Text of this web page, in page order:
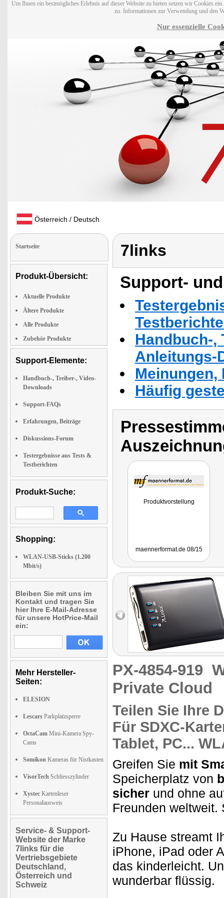
Um Ihnen ein bestmögliches Erlebnis auf dieser Website zu bieten setzen wir Cookies
zu. Informationen zur Verwendung und den
Nur essenzielle
Österreich / Deutsch
Startseite
Produkt-Übersicht:
Aktuelle Produkte
Ältere Produkte
Alle Produkte
Zubehör Produkte
Support-Elemente:
Handbuch-, Treiber-, Video-
Downloads
Support-FAQs
Erfahrungen, Beiträge
Diskussions-Forum
Testergebnisse aus Tests &
Testberichten
Produkt-Suche:
Shopping:
WLAN-USB-Sticks (1.200
Mbit/s)
Bleiben Sie mit uns im
Kontakt und tragen Sie
hier Ihre E-Mail-Adresse
für unsere HotPrice-Mail
ein:
Mehr Hersteller-
Seiten:
ELESION
Lescars Parkplatzsperre
OctaCam Mini-Kamera Spy-
Cams
Somikon Kameras für Nistkasten
VisorTech Schliesszylinder
Xystec Kartenleser
Personalausweis
Service- & Support-
Website der Marke
7links für die
Vertriebsgebiete
Deutschland,
Österreich und
Schweiz
7links
Support-
Handbuch-,
Anleitungs-
Häufig
Produktvorstellung
maennerformat.de 08/15
PX-4854-919
Private Cloud
Teilen Sie Ihre
Für SDXC-
Tablet, PC...
Greifen Sie mit
Speicherplatz von
sicher und ohne
Freunden
Zu Hause streamt
iPhone, iPad oder
das kinderleicht.
wunderbar flüssig.